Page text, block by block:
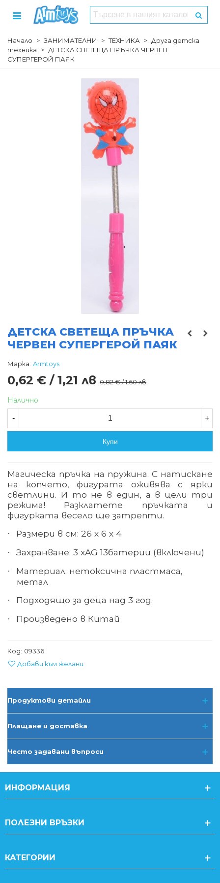
Начало > ЗАНИМАТЕЛНИ > ТЕХНИКА > Друга детска
техника
> ДЕТСКА СВЕТЕЩА ПРЪЧКА ЧЕРВЕН
СУПЕРГЕРОЙ ПАЯК
ДЕТСКА СВЕТЕЩА ПРЪЧКА
ЧЕРВЕН СУПЕРГЕРОЙ ПАЯК
Марка: Armtoys
0,62 € / 1,21 лв 0,82 € / 1,60 лв
Налично
- +
Купи
Магическа пръчка на пружина. С натискане
на копчето, фигурата оживява с ярки
светлини. И то не в един, а в цели три
режима! Разклатете пръчката и
фигурката весело ще затрепти.
· Размери в см: 26 х 6 х 4
· Захранване: 3 хAG 13батерии (включени)
·
Материал: нетоксична пластмаса,
метал
· Подходящо за деца над 3 год.
· Произведено в Китай
Код: 09336
Добави към желани
Продуктови детайли
Плащане и доставка
Често задавани въпроси
ИНФОРМАЦИЯ
ПОЛЕЗНИ ВРЪЗКИ
КАТЕГОРИИ